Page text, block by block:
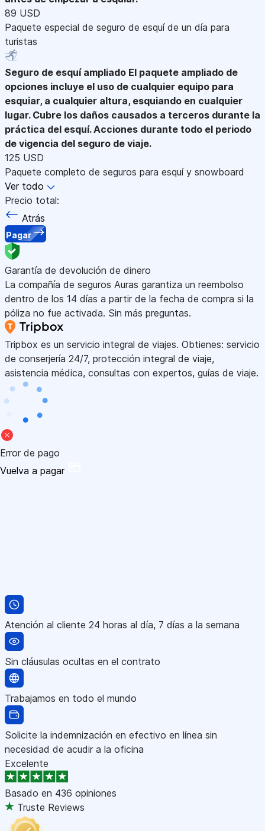
89 USD
Paquete especial de seguro de esquí de un día para
turistas
Seguro de esquí ampliado El paquete ampliado de
opciones incluye el uso de cualquier equipo para
esquiar, a cualquier altura, esquiando en cualquier
lugar. Cubre los daños causados a terceros durante la
práctica del esquí. Acciones durante todo el periodo
de vigencia del seguro de viaje.
125 USD
Paquete completo de seguros para esquí y snowboard
Ver todo
Precio total:
Atrás
Pagar
Garantía de devolución de dinero
La compañía de seguros Auras garantiza un reembolso
dentro de los 14 días a partir de la fecha de compra si la
póliza no fue activada. Sin más preguntas.
Tripbox es un servicio integral de viajes. Obtienes: servicio
de conserjería 24/7, protección integral de viaje,
asistencia médica, consultas con expertos, guías de viaje.
Error de pago
Vuelva a pagar
Atención al cliente 24 horas al día, 7 días a la semana
Sin cláusulas ocultas en el contrato
Trabajamos en todo el mundo
Solicite la indemnización en efectivo en línea sin
necesidad de acudir a la oficina
Excelente
Basado en 436 opiniones
Truste Reviews